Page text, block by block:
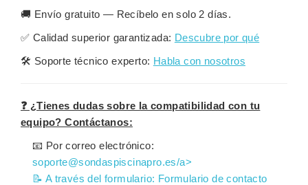
🚚 Envío gratuito — Recíbelo en solo 2 días.
✅ Calidad superior garantizada: Descubre por qué
🛠️ Soporte técnico experto: Habla con nosotros
❓ ¿Tienes dudas sobre la compatibilidad con tu
equipo? Contáctanos:
📧 Por correo electrónico:
soporte@sondaspiscinapro.es/a>
📝 A través del formulario: Formulario de contacto